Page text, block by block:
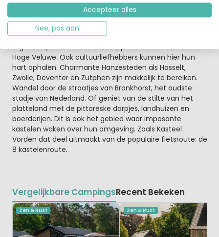
deze omgeving te verkennen. Echte aanrader is het
Kröller-Müller museum, als je ook maar enigszins van
kunst houdt moet je hier zijn geweest! Iets verder vindt
je de Apenheul en Burgers Zoo. Met kleintjes erbij zijn dit
erg leuke parken. Kastelen, dorpjes en Nationaal Park de
Hoge Veluwe. Ook cultuurliefhebbers kunnen hier hun
hart ophalen. Charmante Hanzesteden als Hasselt,
Zwolle, Deventer en Zutphen zijn makkelijk te bereiken.
Wandel door de straatjes van Bronkhorst, het oudste
stadje van Nederland. Of geniet van de stilte van het
platteland met de pittoreske dorpjes, landhuizen en
boerderijen. Dit is ook het gebied waar imposante
kastelen waken over hun omgeving. Zoals Kasteel
Vorden dat deel uitmaakt van de populaire fietsroute: de
8 kastelenroute.
Vergelijkbare CampingsRecent Bekeken
Zen & Rust Zen & Rust
Accepteer alles
Nee, pas aan